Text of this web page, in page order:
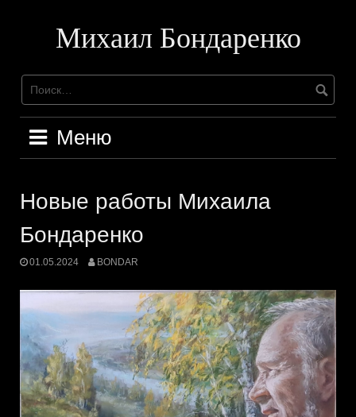
содержимомуМихаил Бондаренко
Меню
Новые работы Михаила
Бондаренко
01.05.2024 BONDAR